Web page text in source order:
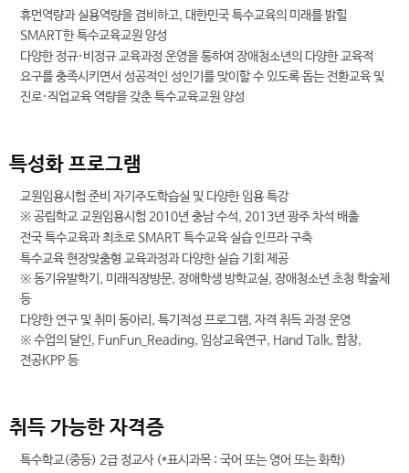
휴먼역량과 실용역량을 겸비하고, 대한민국 특수교육의 미래를 밝힐
SMART한 특수교육교원 양성
다양한 정규·비정규 교육과정 운영을 통하여 장애청소년의 다양한 교육적
요구를 충족시키면서 성공적인 성인기를 맞이할 수 있도록 돕는 전환교육 및
진로·직업교육 역량을 갖춘 특수교육교원 양성
특성화 프로그램
교원임용시험 준비 자기주도학습실 및 다양한 임용 특강
※ 공립학교 교원임용시험 2010년 충남 수석, 2013년 광주 차석 배출
전국 특수교육과 최초로 SMART 특수교육 실습 인프라 구축
특수교육 현장맞춤형 교육과정과 다양한 실습 기회 제공
※ 동기유발학기, 미래직장방문, 장애학생 방학교실, 장애청소년 초청 학술제
등
다양한 연구 및 취미 동아리, 특기적성 프로그램, 자격 취득 과정 운영
※ 수업의 달인, FunFun_Reading, 임상교육연구, Hand Talk, 합창,
전공KPP 등
취득 가능한 자격증
특수학교(중등) 2급 정교사 (*표시과목 : 국어 또는 영어 또는 화학)